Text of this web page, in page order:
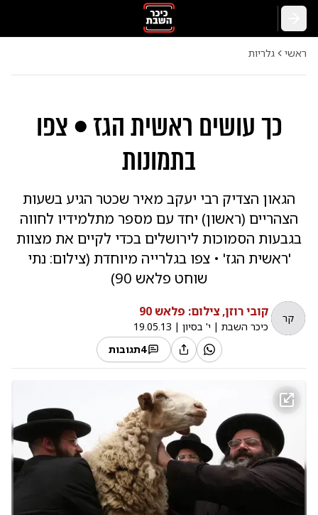
ראשי גלריות
כך עושים ראשית הגז • צפו
בתמונות
הגאון הצדיק רבי יעקב מאיר שכטר הגיע בשעות
הצהריים (ראשון) יחד עם מספר מתלמידיו לחווה
בגבעות הסמוכות לירושלים בכדי לקיים את מצוות
'ראשית הגז' • צפו בגלרייה מיוחדת (צילום: נתי
שוחט פלאש 90)
קר קובי רוזן, צילום: פלאש 90
כיכר השבת | י' בסיון |
19.05.13
4תגובות